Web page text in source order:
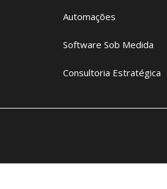
Automações
Software Sob Medida
Consultoria Estratégica